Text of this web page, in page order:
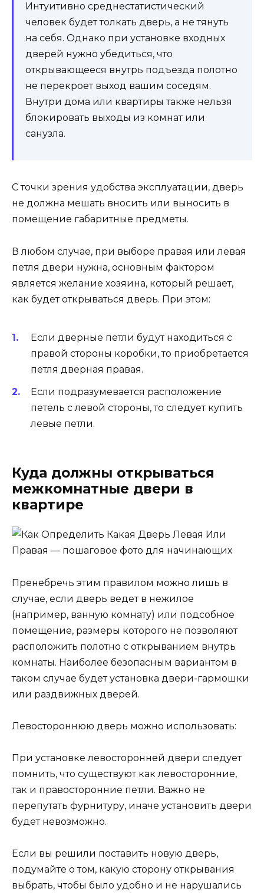
Интуитивно среднестатистический
человек будет толкать дверь, а не тянуть
на себя. Однако при установке входных
дверей нужно убедиться, что
открывающееся внутрь подъезда полотно
не перекроет выход вашим соседям.
Внутри дома или квартиры также нельзя
блокировать выходы из комнат или
санузла.
С точки зрения удобства эксплуатации, дверь
не должна мешать вносить или выносить в
помещение габаритные предметы.
В любом случае, при выборе правая или левая
петля двери нужна, основным фактором
является желание хозяина, который решает,
как будет открываться дверь. При этом:
Если дверные петли будут находиться с
правой стороны коробки, то приобретается
петля дверная правая.
Если подразумевается расположение
петель с левой стороны, то следует купить
левые петли.
Куда должны открываться
межкомнатные двери в
квартире
Пренебречь этим правилом можно лишь в
случае, если дверь ведет в нежилое
(например, ванную комнату) или подсобное
помещение, размеры которого не позволяют
расположить полотно с открыванием внутрь
комнаты. Наиболее безопасным вариантом в
таком случае будет установка двери-гармошки
или раздвижных дверей.
Левостороннюю дверь можно использовать:
При установке левосторонней двери следует
помнить, что существуют как левосторонние,
так и правосторонние петли. Важно не
перепутать фурнитуру, иначе установить двери
будет невозможно.
Если вы решили поставить новую дверь,
подумайте о том, какую сторону открывания
выбрать, чтобы было удобно и не нарушались